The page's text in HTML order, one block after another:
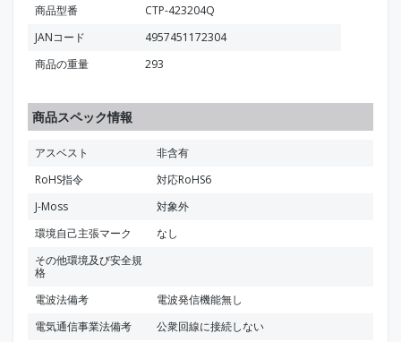
商品型番
CTP-423204Q
JANコード
4957451172304
商品の重量
293
商品スペック情報
アスベスト
非含有
RoHS指令
対応RoHS6
J-Moss
対象外
環境自己主張マーク
なし
その他環境及び安全規
格
電波法備考
電波発信機能無し
電気通信事業法備考
公衆回線に接続しない